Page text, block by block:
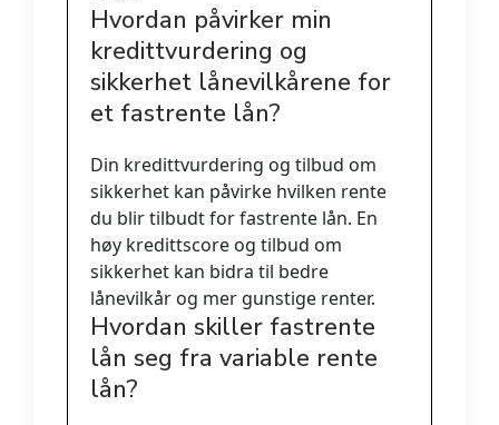
Hvordan påvirker min
kredittvurdering og
sikkerhet lånevilkårene for
et fastrente lån?
Din kredittvurdering og tilbud om
sikkerhet kan påvirke hvilken rente
du blir tilbudt for fastrente lån. En
høy kredittscore og tilbud om
sikkerhet kan bidra til bedre
lånevilkår og mer gunstige renter.
Hvordan skiller fastrente
lån seg fra variable rente
lån?